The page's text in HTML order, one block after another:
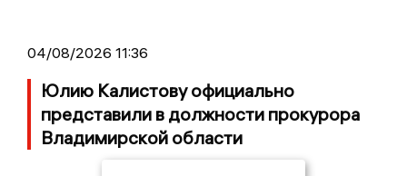
04/08/2026 11:36
Юлию Калистову официально
представили в должности прокурора
Владимирской области